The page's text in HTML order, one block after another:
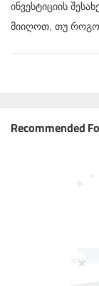
ინვესტიციის
მიიღოთ, თუ
Recommended